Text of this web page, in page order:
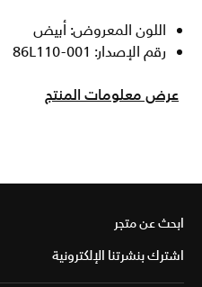
اللون المعروض: أبيض
رقم الإصدار: 86L110-001
عرض معلومات المنتج
ابحث عن متجر
اشترك بنشرتنا الإلكترونية